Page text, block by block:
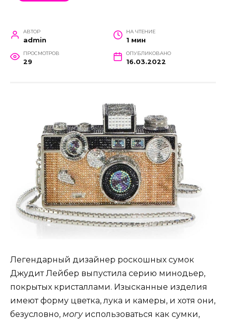
АВТОР
admin
НА ЧТЕНИЕ
1 мин
ПРОСМОТРОВ
29
ОПУБЛИКОВАНО
16.03.2022
Легендарный дизайнер роскошных сумок
Джудит Лейбер выпустила серию минодьер,
покрытых кристаллами. Изысканные изделия
имеют форму цветка, лука и камеры, и хотя они,
безусловно, могу использоваться как сумки,